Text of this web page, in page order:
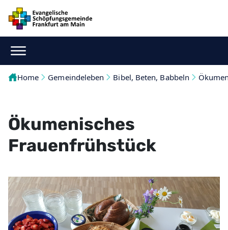
Home Gemeindeleben Bibel, Beten, Babbeln
Ökumenisches
Frauenfrühstück